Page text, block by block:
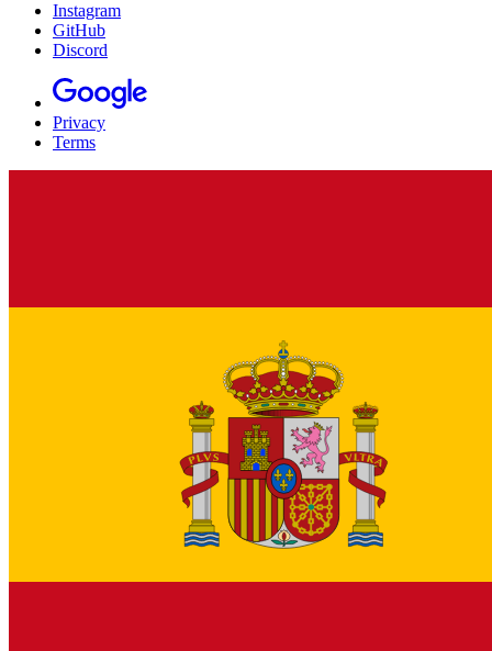
Instagram
GitHub
Discord
Privacy
Terms